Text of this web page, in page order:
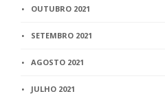
OUTUBRO 2021
SETEMBRO 2021
AGOSTO 2021
JULHO 2021